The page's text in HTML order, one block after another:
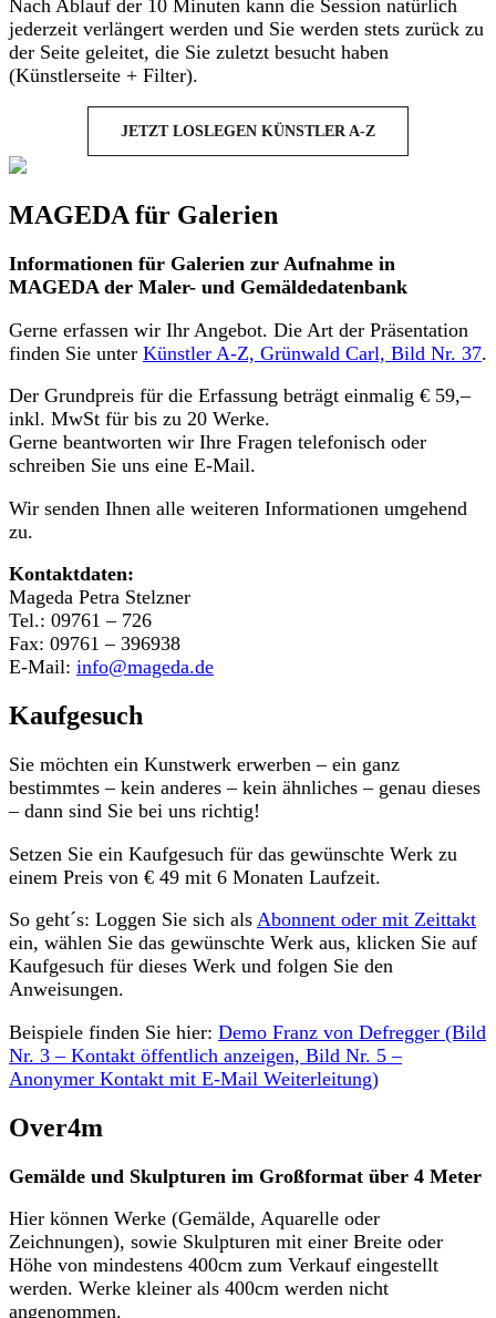
Nach Ablauf der 10 Minuten kann die Session natürlich
jederzeit verlängert werden und Sie werden stets zurück zu
der Seite geleitet, die Sie zuletzt besucht haben
(Künstlerseite + Filter).
JETZT LOSLEGEN KÜNSTLER A-Z
MAGEDA für Galerien
Informationen für Galerien zur Aufnahme in
MAGEDA der Maler- und Gemäldedatenbank
Gerne erfassen wir Ihr Angebot. Die Art der Präsentation
finden Sie unter Künstler A-Z, Grünwald Carl, Bild Nr. 37.
Der Grundpreis für die Erfassung beträgt einmalig € 59,–
inkl. MwSt für bis zu 20 Werke.
Gerne beantworten wir Ihre Fragen telefonisch oder
schreiben Sie uns eine E-Mail.
Wir senden Ihnen alle weiteren Informationen umgehend
zu.
Kontaktdaten:
Mageda Petra Stelzner
Tel.: 09761 – 726
Fax: 09761 – 396938
E-Mail: info@mageda.de
Kaufgesuch
Sie möchten ein Kunstwerk erwerben – ein ganz
bestimmtes – kein anderes – kein ähnliches – genau dieses
– dann sind Sie bei uns richtig!
Setzen Sie ein Kaufgesuch für das gewünschte Werk zu
einem Preis von € 49 mit 6 Monaten Laufzeit.
So geht´s: Loggen Sie sich als Abonnent oder mit Zeittakt
ein, wählen Sie das gewünschte Werk aus, klicken Sie auf
Kaufgesuch für dieses Werk und folgen Sie den
Anweisungen.
Beispiele finden Sie hier: Demo Franz von Defregger (Bild
Nr. 3 – Kontakt öffentlich anzeigen, Bild Nr. 5 –
Anonymer Kontakt mit E-Mail Weiterleitung)
Over4m
Gemälde und Skulpturen im Großformat über 4 Meter
Hier können Werke (Gemälde, Aquarelle oder
Zeichnungen), sowie Skulpturen mit einer Breite oder
Höhe von mindestens 400cm zum Verkauf eingestellt
werden. Werke kleiner als 400cm werden nicht
angenommen.